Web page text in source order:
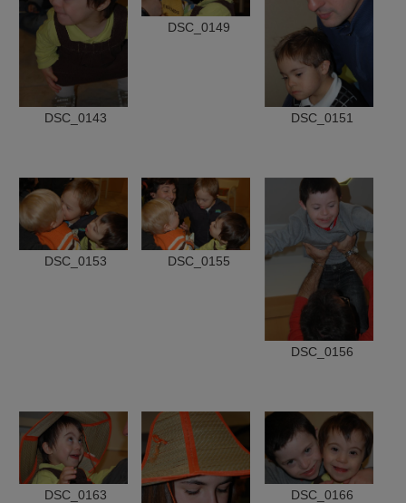
DSC_0143
DSC_0149
DSC_0151
DSC_0153 DSC_0155
DSC_0156
DSC_0163 DSC_0166